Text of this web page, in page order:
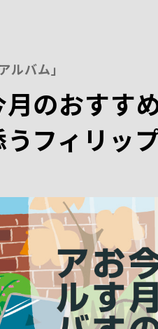
ルバム」
月のおすす
フィリッ